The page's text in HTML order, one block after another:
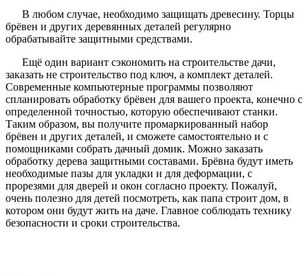
В любом случае, необходимо защищать древесину. Торцы
брёвен и других деревянных деталей регулярно
обрабатывайте защитными средствами.
Ещё один вариант сэкономить на строительстве дачи,
заказать не строительство под ключ, а комплект деталей.
Современные компьютерные программы позволяют
спланировать обработку брёвен для вашего проекта, конечно с
определенной точностью, которую обеспечивают станки.
Таким образом, вы получите промаркированный набор
брёвен и других деталей, и сможете самостоятельно и с
помощниками собрать дачный домик. Можно заказать
обработку дерева защитными составами. Брёвна будут иметь
необходимые пазы для укладки и для деформации, с
прорезями для дверей и окон согласно проекту. Пожалуй,
очень полезно для детей посмотреть, как папа строит дом, в
котором они будут жить на даче. Главное соблюдать технику
безопасности и сроки строительства.